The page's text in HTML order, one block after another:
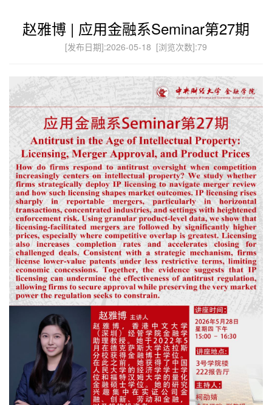
赵雅博 | 应用金融系Seminar第27期
[发布日期]:2026-05-18 [浏览次数]:79